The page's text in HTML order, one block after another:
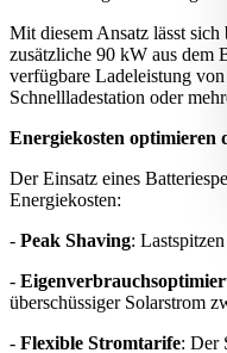
Mit diesem Ansatz lässt sich
zusätzliche 90 kW aus dem
verfügbare Ladeleistung
Schnellladestation oder
Energiekosten optimieren
Der Einsatz eines
Energiekosten:
- Peak Shaving:
-
überschüssiger Solarstrom
- Flexible Stromtarife: Der